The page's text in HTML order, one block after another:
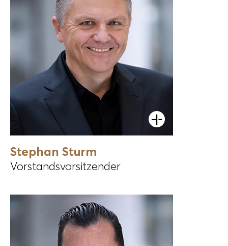
Stephan Sturm
Vorstandsvorsitzender